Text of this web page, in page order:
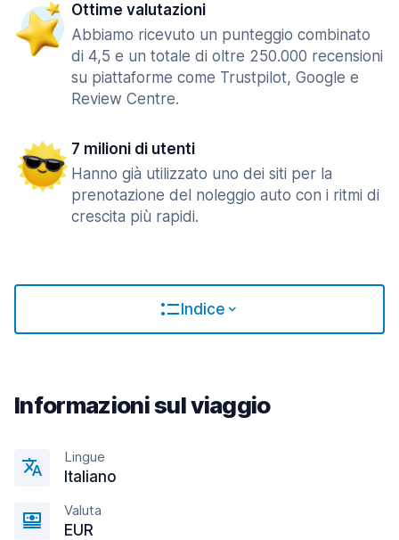
Ottime valutazioni
Abbiamo ricevuto un punteggio combinato
di 4,5 e un totale di oltre 250.000 recensioni
su piattaforme come Trustpilot, Google e
Review Centre.
7 milioni di utenti
Hanno già utilizzato uno dei siti per la
prenotazione del noleggio auto con i ritmi di
crescita più rapidi.
Indice
Informazioni sul viaggio
Lingue
Italiano
Valuta
EUR